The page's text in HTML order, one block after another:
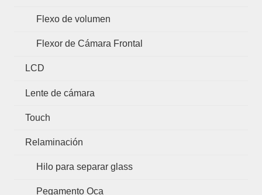
Flexo de volumen
Flexor de Cámara Frontal
LCD
Lente de cámara
Touch
Relaminación
Hilo para separar glass
Pegamento Oca